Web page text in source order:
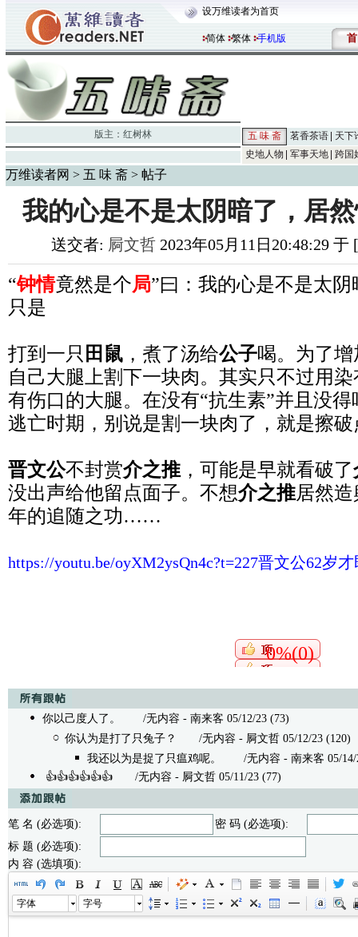
设万维读者为首页
简体 繁体 手机版 首
版主： 红树林 五 味 斋 茗香茶语
天下
史地人物
军事天地 跨国
万维读者网 > 五 味 斋 > 帖子
我的心是不是太阴暗了，居
送交者: 屙文哲 2023年05月11日20:48:29
“钟情竟然是个局”曰：我的心是不是太
只是
打到一只 田鼠 ，煮了汤给公子喝。为了
自己大腿上割下一块肉。其实只不过用染
有伤口的大腿。在没有“抗生素”并且没
逃亡时期，别说是割一块肉了，就是擦
晋文公不封赏介之推 ，可能是早就看破了
没出声给他留点面子。不想介之推居然
年的追随之功……
https://youtu.be/oyXM2ysQn4c?t=227晋文公62岁
0%(0)
你以己度人了。
/无内容 - 南来客 05/12/23 (73)
你认为是打了只兔子？
/无内容 - 屙文哲 05/12/23 (120)
我还以为是捉了只瘟鸡呢。
/无内容 - 南来客 05/14/
👍👍👍👍👍👍 /无内容 - 屙文哲 05/11/23 (77)
笔 名 (必选项):
密 码 (必选项):
标 题 (必选项):
内 容 (选填项):
字体 字号